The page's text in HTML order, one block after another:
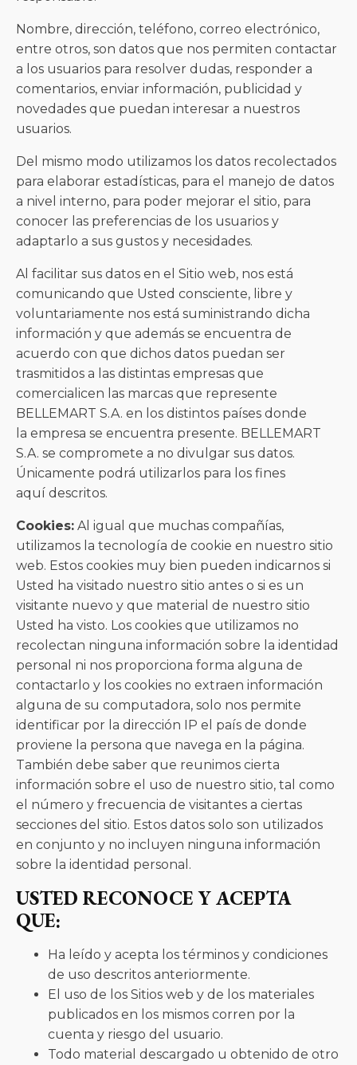
Nombre, dirección, teléfono, correo electrónico,
entre otros, son datos que nos permiten contactar
a los usuarios para resolver dudas, responder a
comentarios, enviar información, publicidad y
novedades que puedan interesar a nuestros
usuarios.
Del mismo modo utilizamos los datos recolectados
para elaborar estadísticas, para el manejo de datos
a nivel interno, para poder mejorar el sitio, para
conocer las preferencias de los usuarios y
adaptarlo a sus gustos y necesidades.
Al facilitar sus datos en el Sitio web, nos está
comunicando que Usted consciente, libre y
voluntariamente nos está suministrando dicha
información y que además se encuentra de
acuerdo con que dichos datos puedan ser
trasmitidos a las distintas empresas que
comercialicen las marcas que represente
BELLEMART S.A. en los distintos países donde
la empresa se encuentra presente. BELLEMART
S.A. se compromete a no divulgar sus datos.
Únicamente podrá utilizarlos para los fines
aquí descritos.
Cookies: Al igual que muchas compañías,
utilizamos la tecnología de cookie en nuestro sitio
web. Estos cookies muy bien pueden indicarnos si
Usted ha visitado nuestro sitio antes o si es un
visitante nuevo y que material de nuestro sitio
Usted ha visto. Los cookies que utilizamos no
recolectan ninguna información sobre la identidad
personal ni nos proporciona forma alguna de
contactarlo y los cookies no extraen información
alguna de su computadora, solo nos permite
identificar por la dirección IP el país de donde
proviene la persona que navega en la página.
También debe saber que reunimos cierta
información sobre el uso de nuestro sitio, tal como
el número y frecuencia de visitantes a ciertas
secciones del sitio. Estos datos solo son utilizados
en conjunto y no incluyen ninguna información
sobre la identidad personal.
USTED RECONOCE Y ACEPTA
QUE:
Ha leído y acepta los términos y condiciones
de uso descritos anteriormente.
El uso de los Sitios web y de los materiales
publicados en los mismos corren por la
cuenta y riesgo del usuario.
Todo material descargado u obtenido de otro